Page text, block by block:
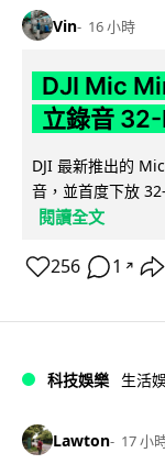
Vin 16 小時
DJI Mic
立錄音
DJI 最新推出的
音，並首度下放
閱讀全文
256 1 ↗
科技娛樂 生活
Lawton 17 小